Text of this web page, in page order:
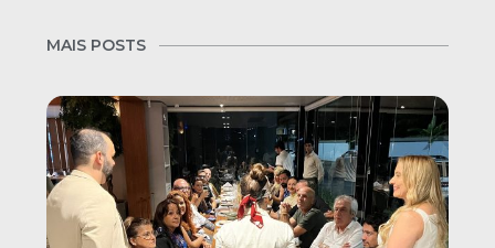
MAIS POSTS